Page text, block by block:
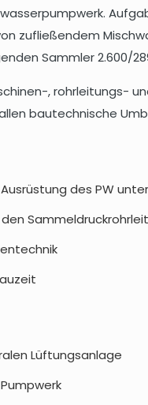
zufließendem
Sammler 2.600/
, rohrleitungs-
bautechnische
des PW
den
Lüftungsanlage